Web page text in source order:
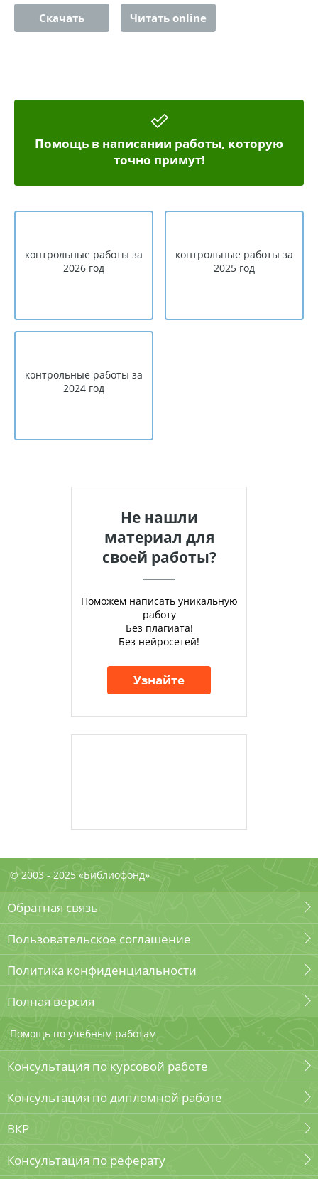
Скачать Читать online
Помощь в написании работы, которую
точно примут!
контрольные работы за
2026 год
контрольные работы за
2025 год
контрольные работы за
2024 год
Не нашли
материал для
своей работы?
Поможем написать уникальную
работу
Без плагиата!
Без нейросетей!
Узнайте
© 2003 - 2025 «Библиофонд»
Обратная связь
Пользовательское соглашение
Политика конфиденциальности
Полная версия
Помощь по учебным работам
Консультация по курсовой работе
Консультация по дипломной работе
ВКР
Консультация по реферату